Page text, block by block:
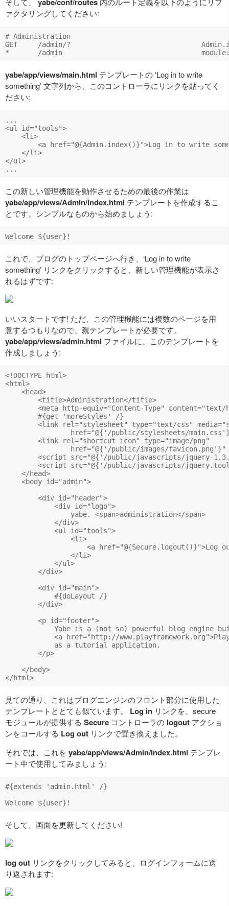
ァクタリングしてください:
# Administration
GET     /admin/?
yabe/app/views/main.html テンプレートの ‘Log in to write
something’ 文字列から、このコントローラにリンクを貼ってく
ださい:
...
<ul id="tools">
    <li>
<a href="@{Admin.index()}">Log in to write
    </li>
</ul>
この新しい管理機能を動作させるための最後の作業は
yabe/app/views/Admin/index.html テンプレートを作成するこ
とです。シンプルなものから始めましょう:
これで、ブログのトップページへ行き、‘Log in to write
something’ リンクをクリックすると、新しい管理機能が表示さ
れるはずです:
いいスタートです! ただ、この管理機能には複数のページを用
意するつもりなので、親テンプレートが必要です。
yabe/app/views/admin.html ファイルに、このテンプレートを
作成しましょう:
<!DOCTYPE html>
<html>
    <head>
        <title>Administration</title>
<meta http-equiv="Content-Type"
        #{get 'moreStyles' /}
<link rel="stylesheet" type="text/css"
href="@{'/public/stylesheets/
        <link rel="shortcut icon" type="image/png"
href="@{'/public/images/favicon.png'}"
<script src="@{'/public/javascripts/jquery-
<script src="@{'/public/javascripts/
    </head>
    <body id="admin">
        <div id="header">
            <div id="logo">
                yabe. <span>administration</span>
            </div>
            <ul id="tools">
                <li>
<a href="@{Secure.logout()}">Log
                </li>
            </ul>
        </div>
        <div id="main">
            #{doLayout /}
        </div>
        <p id="footer">
Yabe is a (not so) powerful blog engine
<a href="http://
            as a tutorial application.
        </p>
    </body>
見ての通り、これはブログエンジンのフロント部分に使用した
テンプレートととても似ています。 Log in リンクを、secure
モジュールが提供する Secure コントローラの logout アクショ
ンをコールする Log out リンクで置き換えました。
それでは、これを yabe/app/views/Admin/index.html テンプレ
ート中で使用してみましょう:
#{extends 'admin.html' /}
そして、画面を更新してください!
log out リンクをクリックしてみると、ログインフォームに送
り返されます: